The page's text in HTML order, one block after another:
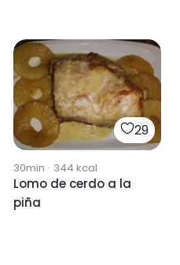
29
30min · 344 kcal
Lomo de cerdo a la
piña